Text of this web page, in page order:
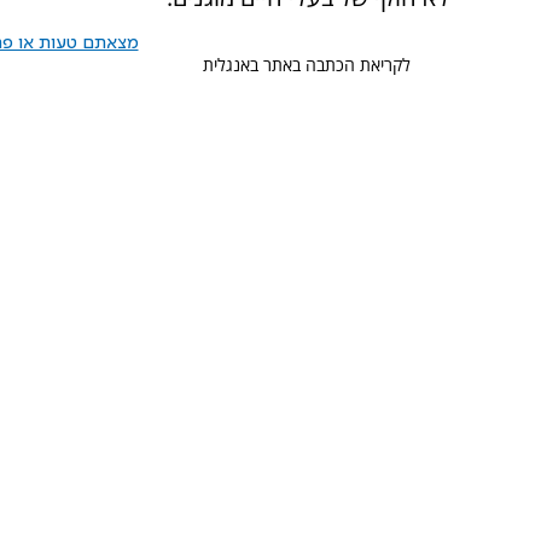
מצאתם טעות או
לקריאת הכתבה באתר באנגלית